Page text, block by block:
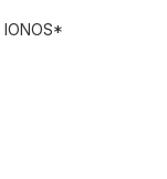
IONOS*